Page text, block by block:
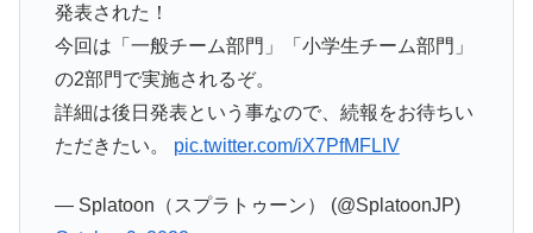
発表された！
今回は「一般チーム部門」「小学生チーム部門」
の2部門で実施されるぞ。
詳細は後日発表という事なので、続報をお待ちい
ただきたい。 pic.twitter.com/iX7PfMFLIV
— Splatoon（スプラトゥーン） (@SplatoonJP)